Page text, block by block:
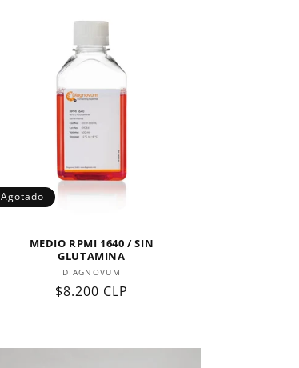
Agotado
MEDIO RPMI 1640 / SIN
GLUTAMINA
Proveedor:
DIAGNOVUM
Precio
$8.200 CLP